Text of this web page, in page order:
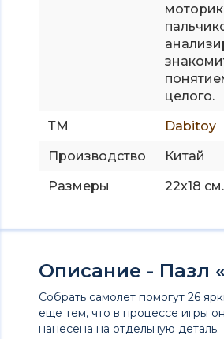
целого.
ТМ
Dabitoy
Производство
Китай
Размеры
22х18 см.
Описание - Пазл
Собрать самолет помогут 26
еще тем, что в процессе игры
нанесена на отдельную деталь.